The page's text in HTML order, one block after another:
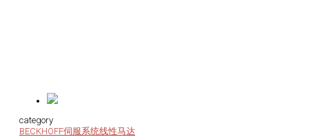
category
BECKHOFF伺服系统线性马达